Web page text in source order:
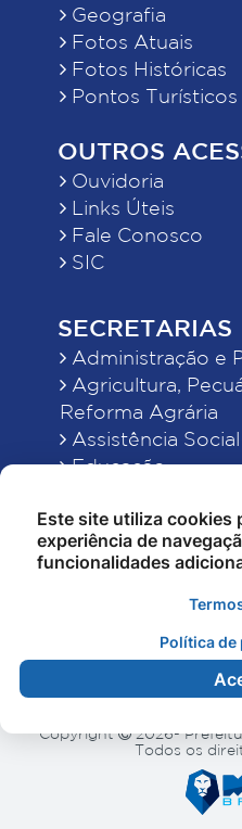
Geografia
Fotos Atuais
Fotos Históricas
Pontos Turísticos
OUTROS
Ouvidoria
Links Úteis
Fale Conosco
SIC
SECRETARIAS
Administração e
Agricultura,
Reforma Agrária
Assistência Social
Educação
Finanças
Indústria,
Tecnologia
Obras Públicas,
Saúde
Copyright
2026-
Todos os
Este site utiliza cookies
experiência de
funcionalidades
Política de